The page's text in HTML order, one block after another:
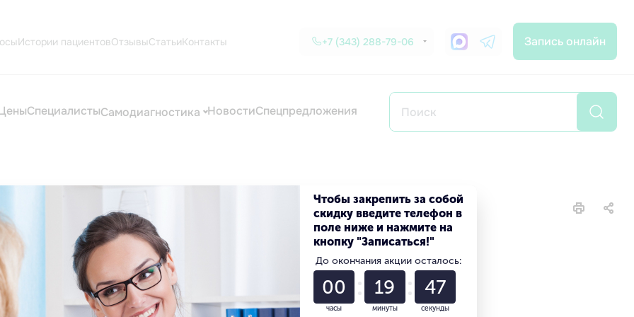
Истории пациентовОтзывыСтатьиКонтакты +7 (343) 288-79-06 Запись онлайн
СпециалистыСамодиагностика НовостиСпецпредложения
услуги
Чтобы закрепить за собой
скидку введите телефон в
поле ниже и нажмите на
кнопку "Записаться!"
До окончания акции осталось:
00
часы
19
минуты
45
секунды